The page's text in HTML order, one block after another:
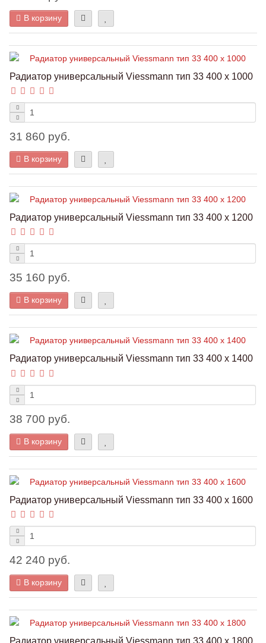
В корзину
Радиатор универсальный Viessmann тип 33 400 x 1000
31 860 руб.
В корзину
Радиатор универсальный Viessmann тип 33 400 x 1200
35 160 руб.
В корзину
Радиатор универсальный Viessmann тип 33 400 x 1400
38 700 руб.
В корзину
Радиатор универсальный Viessmann тип 33 400 x 1600
42 240 руб.
В корзину
Радиатор универсальный Viessmann тип 33 400 x 1800